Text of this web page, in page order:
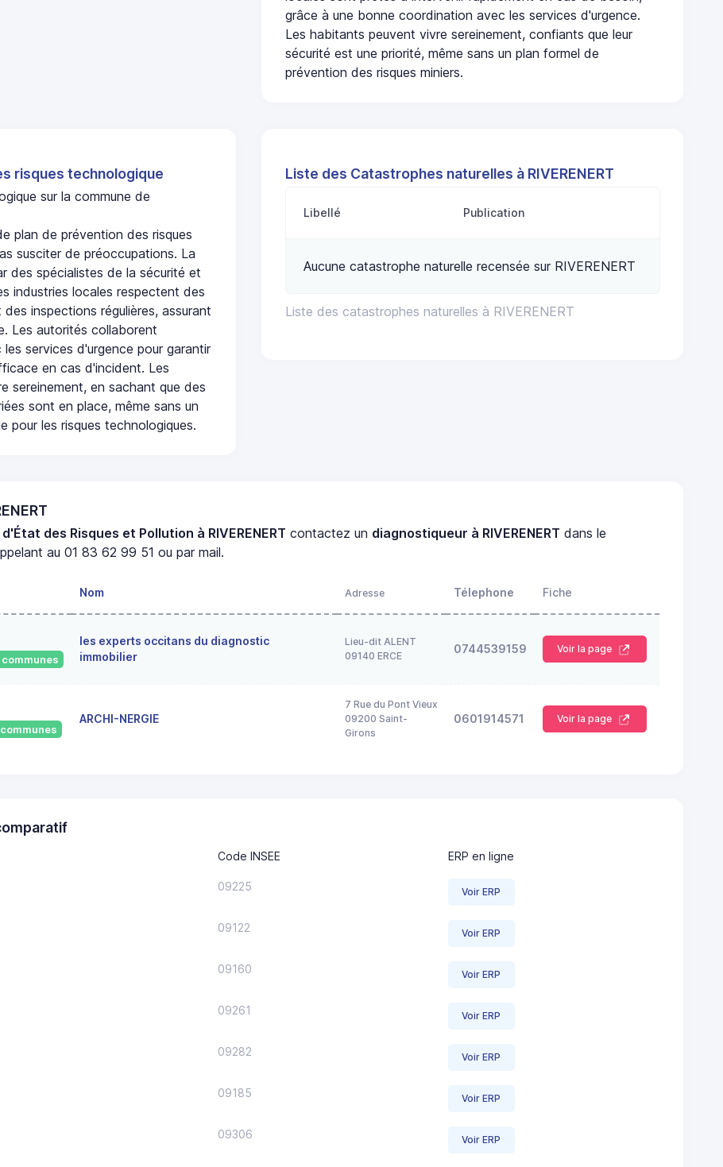
grâce à une bonne coordination avec les services d'urgence.
Les habitants peuvent vivre sereinement, confiants que leur
sécurité est une priorité, même sans un plan formel de
prévention des risques miniers.
risques technologique
sur la commune de
plan de prévention des risques
susciter de préoccupations. La
des spécialistes de la sécurité et
industries locales respectent des
inspections régulières, assurant
Les autorités collaborent
services d'urgence pour garantir
en cas d'incident. Les
sereinement, en sachant que des
sont en place, même sans un
pour les risques technologiques.
Liste des Catastrophes naturelles à RIVERENERT
Liste des catastrophes naturelles à RIVERENERT
Libellé Publication
Aucune catastrophe naturelle recensée sur RIVERENERT
des Risques et Pollution à RIVERENERT contactez un diagnostiqueur à RIVERENERT dans le
au 01 83 62 99 51 ou par mail.
Nom Adresse Télephone Fiche
les experts occitans du diagnostic
immobilier
Lieu-dit ALENT
09140 ERCE
0744539159 Voir la page
ARCHI-NERGIE
7 Rue du Pont Vieux
09200 Saint-
Girons
0601914571 Voir la page
Code INSEE ERP en ligne
09225 Voir ERP
09122 Voir ERP
09160 Voir ERP
09261 Voir ERP
09282 Voir ERP
09185 Voir ERP
09306 Voir ERP